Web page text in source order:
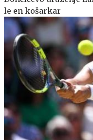
le en košarkar